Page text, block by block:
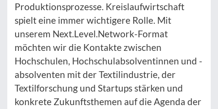
Produktionsprozesse. Kreislaufwirtschaft
spielt eine immer wichtigere Rolle. Mit
unserem Next.Level.Network-Format
möchten wir die Kontakte zwischen
Hochschulen, Hochschulabsolventinnen und -
absolventen mit der Textilindustrie, der
Textilforschung und Startups stärken und
konkrete Zukunftsthemen auf die Agenda der